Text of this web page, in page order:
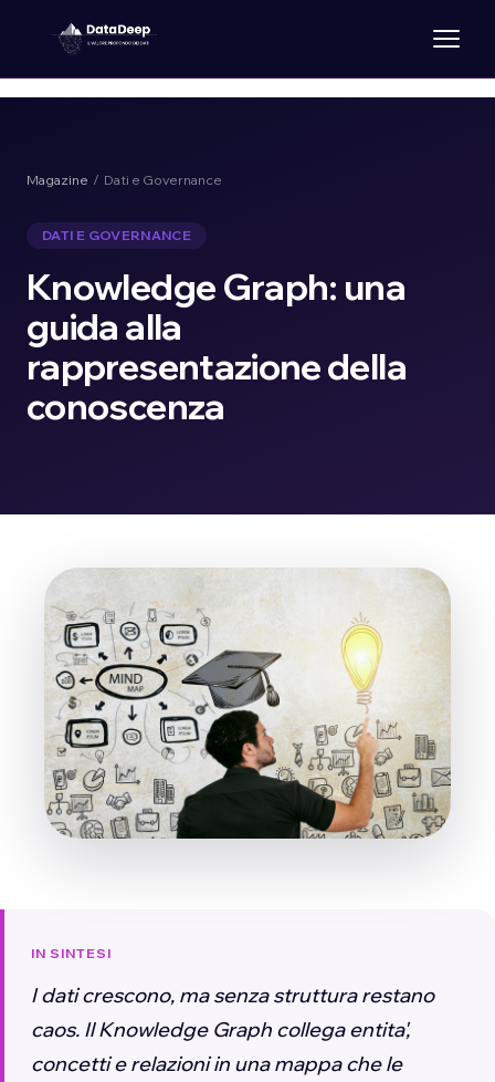
Magazine / Dati e Governance
DATI E GOVERNANCE
Knowledge Graph: una
guida alla
rappresentazione della
conoscenza
IN SINTESI
I dati crescono, ma senza struttura restano
caos. Il Knowledge Graph collega entita',
concetti e relazioni in una mappa che le